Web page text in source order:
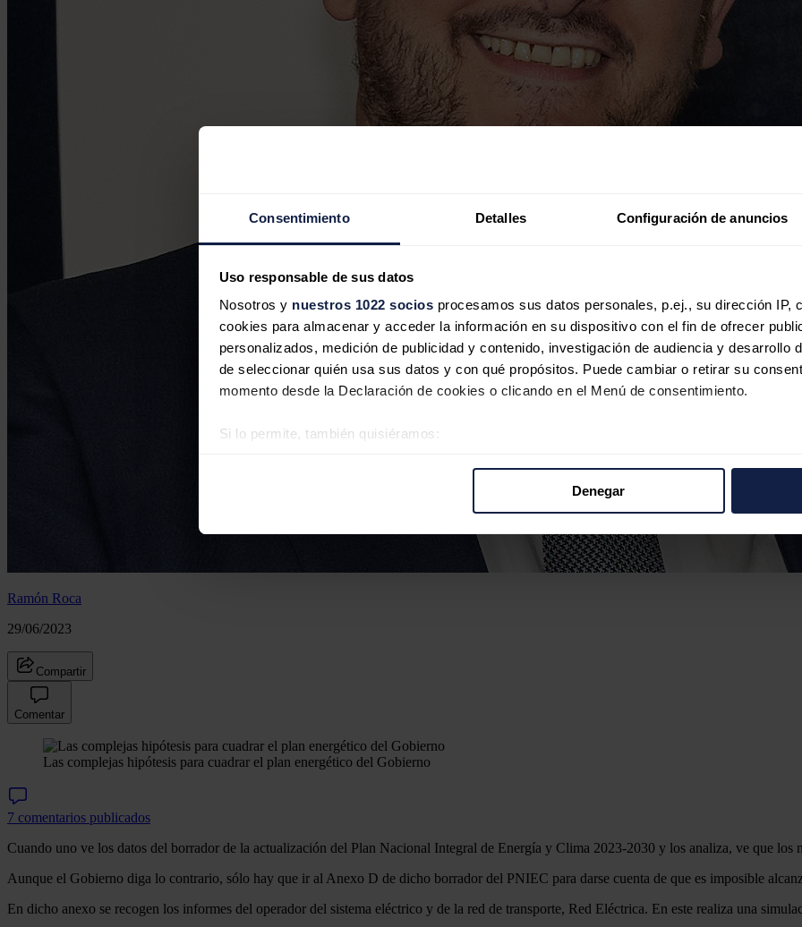
Consentimiento Detalles Configuración de anuncios
Uso responsable de sus datos
Nosotros y nuestros 1022 socios procesamos sus datos personales, p.ej., su dirección IP,
cookies para almacenar y acceder la información en su dispositivo con el fin de ofrecer
personalizados, medición de publicidad y contenido, investigación de audiencia y desarrollo
de seleccionar quién usa sus datos y con qué propósitos. Puede cambiar o retirar su
momento desde la Declaración de cookies o clicando en el Menú de consentimiento.
Si lo permite, también quisiéramos:
Las cookies de este sitio web se usan para personalizar el contenido y los anuncios, ofrecer
Denegar
Ramón Roca
29/06/2023
Compartir
Comentar
Las complejas hipótesis para cuadrar el plan energético del Gobierno
7 comentarios publicados
Cuando uno ve los datos del borrador de la actualización del Plan Nacional Integral de Energía y Clima 2023-2030 y los analiza, ve que los
Aunque el Gobierno diga lo contrario, sólo hay que ir al Anexo D de dicho borrador del PNIEC para darse cuenta de que es imposible
En dicho anexo se recogen los informes del operador del sistema eléctrico y de la red de transporte, Red Eléctrica. En este realiza una